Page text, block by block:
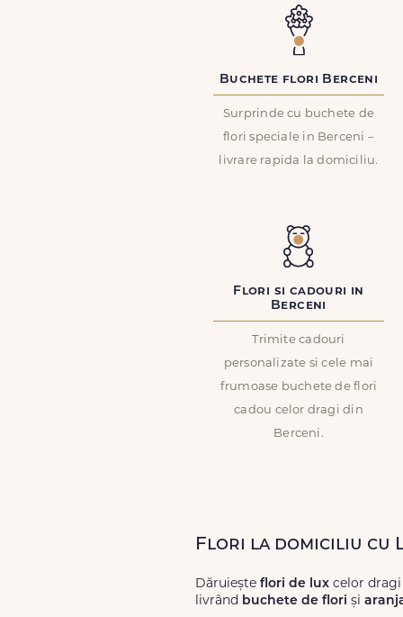
Buchete flori Berceni
Surprinde cu buchete de
flori speciale in Berceni –
livrare rapida la domiciliu.
Flori si cadouri in
Berceni
Trimite cadouri
personalizate si cele mai
frumoase buchete de flori
cadou celor dragi din
Berceni.
Flori la domiciliu cu
Dăruiește flori de lux celor
livrând buchete de flori și